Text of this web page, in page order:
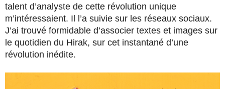
talent d’analyste de cette révolution unique
m’intéressaient. Il l’a suivie sur les réseaux sociaux.
J’ai trouvé formidable d’associer textes et images sur
le quotidien du Hirak, sur cet instantané d’une
révolution inédite.